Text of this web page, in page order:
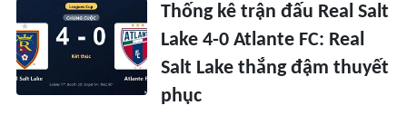
Thống kê trận đấu Real Salt
Lake 4-0 Atlante FC: Real
Salt Lake thắng đậm thuyết
phục